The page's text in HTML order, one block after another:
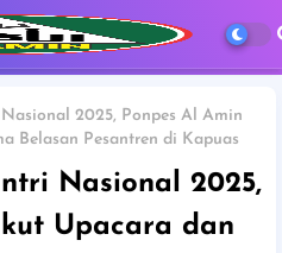
2025, Ponpes Al Amin
Belasan Pesantren di Kapuas
Nasional 2025,
Upacara dan